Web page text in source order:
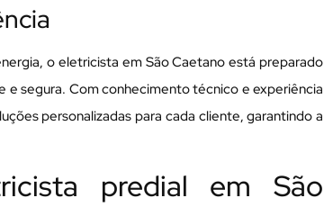
o eletricista em São Caetano está preparado
segura. Com conhecimento técnico e experiência
personalizadas para cada cliente, garantindo a
predial em São